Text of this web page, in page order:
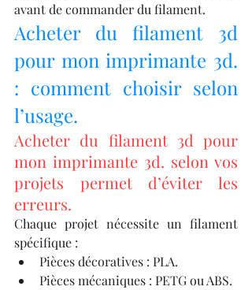
avant de commander du filament.
Acheter du filament 3d
pour mon imprimante 3d.
: comment choisir selon
l’usage.
Acheter du filament 3d pour
mon imprimante 3d. selon vos
projets permet d’éviter les
erreurs.
Chaque projet nécessite un filament
spécifique :
Pièces décoratives : PLA.
Pièces mécaniques : PETG ou ABS.